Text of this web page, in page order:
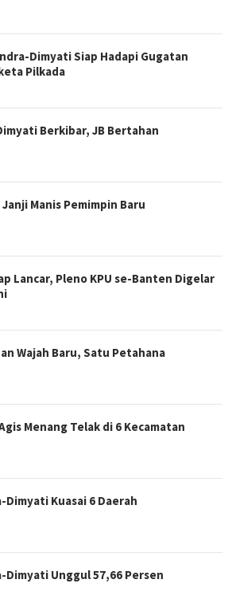
Dimyati Siap Hadapi Gugatan
Pilkada
Berkibar, JB Bertahan
Manis Pemimpin Baru
Lancar, Pleno KPU se-Banten Digelar
Wajah Baru, Satu Petahana
Menang Telak di 6 Kecamatan
Dimyati Kuasai 6 Daerah
Dimyati Unggul 57,66 Persen